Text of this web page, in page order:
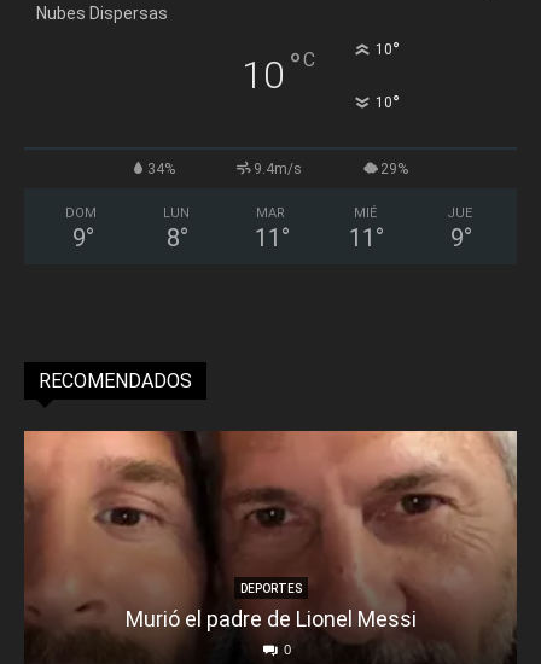
Nubes Dispersas
10 °C 10°
10°
34% 9.4m/s 29%
DOM
9°
LUN
8°
MAR
11 °
MIÉ
11 °
JUE
9°
RECOMENDADOS
DEPORTES
Murió el padre de Lionel Messi
0